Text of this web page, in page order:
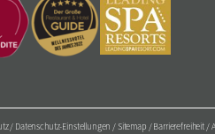
/ Datenschutz-Einstellungen / Sitemap /Barrierefreiheit /